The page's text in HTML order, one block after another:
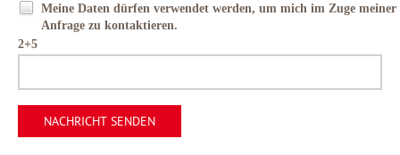
Meine Daten dürfen verwendet werden, um mich im Zuge meiner
Anfrage zu kontaktieren.
2+5